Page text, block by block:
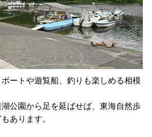
ートや遊覧船、釣りも楽しめる相模
公園から足を延ばせば、東海自然歩
あります。